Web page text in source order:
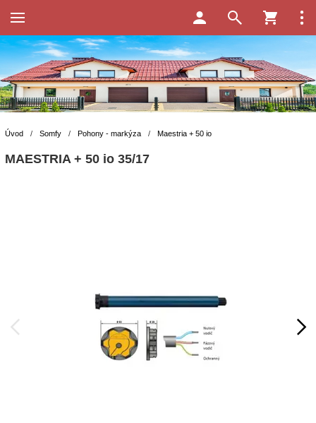
Úvod / Somfy / Pohony - markýza / Maestria + 50 io
MAESTRIA + 50 io 35/17